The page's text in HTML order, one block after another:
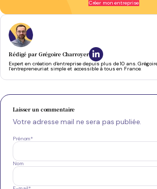
Créer mon entreprise
Rédigé par Grégoire Charroyer
Expert en création d’entreprise depuis plus de 10 ans.
l’entrepreneuriat simple et accessible à tous en France.
Laisser un commentaire
Votre adresse mail ne sera pas publiée.
Prénom*
Nom